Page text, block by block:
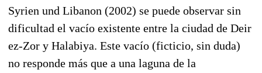
Syrien und Libanon (2002) se puede observar sin
dificultad el vacío existente entre la ciudad de Deir
ez-Zor y Halabiya. Este vacío (ficticio, sin duda)
no responde más que a una laguna de la